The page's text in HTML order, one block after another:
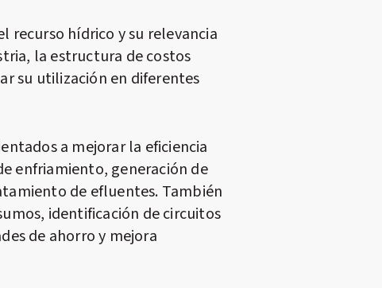
recurso hídrico y su relevancia
la estructura de costos
su utilización en diferentes
a mejorar la eficiencia
enfriamiento, generación de
de efluentes. También
identificación de circuitos
de ahorro y mejora